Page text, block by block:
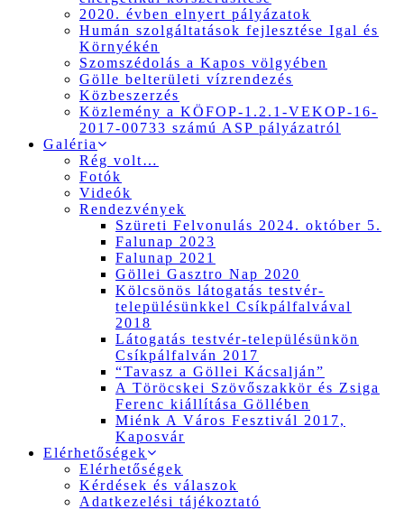
2020. évben elnyert pályázatok
Humán szolgáltatások fejlesztése Igal és
Környékén
Szomszédolás a Kapos völgyében
Gölle belterületi vízrendezés
Közbeszerzés
Közlemény a KÖFOP-1.2.1-VEKOP-16-
2017-00733 számú ASP pályázatról
Galéria
Rég volt…
Fotók
Videók
Rendezvények
Szüreti Felvonulás 2024. október 5.
Falunap 2023
Falunap 2021
Göllei Gasztro Nap 2020
Kölcsönös látogatás testvér-
településünkkel Csíkpálfalvával
2018
Látogatás testvér-településünkön
Csíkpálfalván 2017
“Tavasz a Göllei Kácsalján”
A Töröcskei Szövőszakkör és Zsiga
Ferenc kiállítása Göllében
Miénk A Város Fesztivál 2017,
Kaposvár
Elérhetőségek
Elérhetőségek
Kérdések és válaszok
Adatkezelési tájékoztató